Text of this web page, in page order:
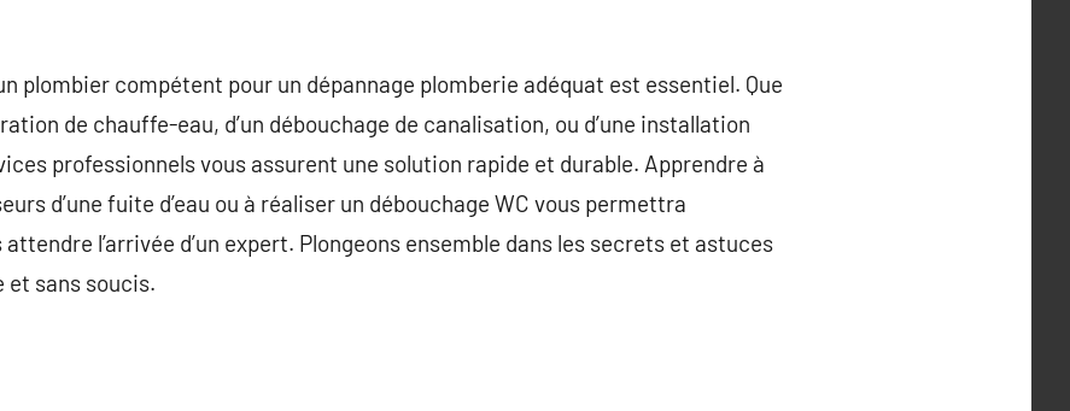
plombier compétent pour un dépannage plomberie adéquat est essentiel. Que
de chauffe-eau, d’un débouchage de canalisation, ou d’une installation
professionnels vous assurent une solution rapide et durable. Apprendre à
d’une fuite d’eau ou à réaliser un débouchage WC vous permettra
l’arrivée d’un expert. Plongeons ensemble dans les secrets et astuces
et sans soucis.